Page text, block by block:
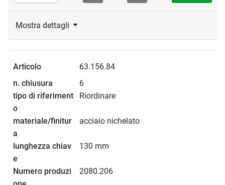
Mostra dettagli
63.156.84
6
Riordinare
acciaio nichelato
130 mm
2080.206